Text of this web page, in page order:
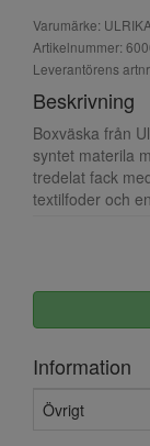
Varumärke:
Artikelnummer:
Leverantörens
Beskrivning
Boxväska från
syntet materila
tredelat fack
textilfoder och
Information
Övrigt